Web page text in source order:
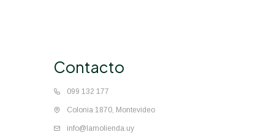
Contacto
099 132 177
Colonia 1870, Montevideo
info@lamolienda.uy